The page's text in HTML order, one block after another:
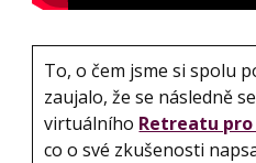
To, o čem jsme si spolu
zaujalo, že se následně
virtuálního Retreatu
co o své zkušenosti